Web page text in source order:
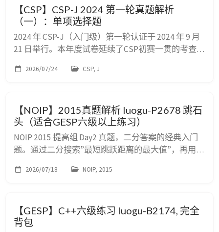
力。 📌 二、阅读程序（程序输入不超过数组或字符
串定义的范围；判断...
【CSP】CSP-J 2024 第一轮真题解析
（一）：单项选择题
2024 年 CSP-J（入门级）第一轮认证于 2024 年 9 月
21 日举行。本年度试卷延续了CSP初赛一贯的考查风
换、组合数学、C++ 语法基础、数据结构和图论入门
也是本系列 CSP-J 2024 第一轮真题解析的第一篇，
后续还有阅读程序题...
2026/07/24 CSP, J
【NOIP】2015真题解析 luogu-P2678 跳石
头（适合GESP六级以上练习）
NOIP 2015 提高组 Day2 真题，二分答案的经典入门
题。通过二分搜索”最短跳跃距离的最大值”，再用贪
题目难度⭐⭐⭐，洛谷难度等级普及。 luogu-P2678
条笔直的河道中进行，河道中分布着一些巨大...
2026/07/18 NOIP, 2015
【GESP】C++六级练习 luogu-B2174, 完全
背包